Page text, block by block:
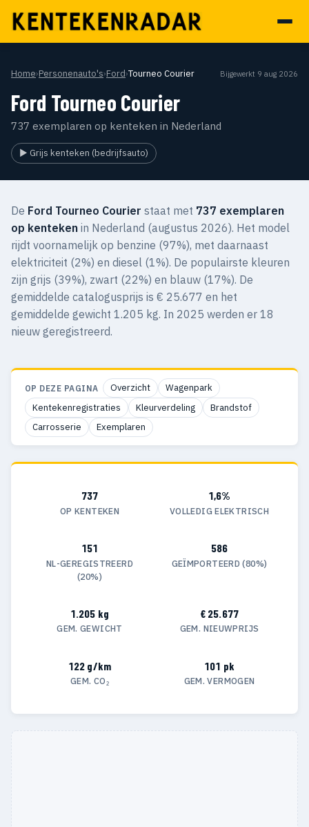
Home›Personenauto's›Ford›Tourneo Courier Bijgewerkt 9 aug 2026
Ford Tourneo Courier
737 exemplaren op kenteken in Nederland
▶ Grijs kenteken (bedrijfsauto)
De Ford Tourneo Courier staat met 737 exemplaren
op kenteken in Nederland (augustus 2026). Het model
rijdt voornamelijk op benzine (97%), met daarnaast
elektriciteit (2%) en diesel (1%). De populairste kleuren
zijn grijs (39%), zwart (22%) en blauw (17%). De
gemiddelde catalogusprijs is € 25.677 en het
gemiddelde gewicht 1.205 kg. In 2025 werden er 18
nieuw geregistreerd.
OP DEZE PAGINA Overzicht
Wagenpark
Kentekenregistraties
Kleurverdeling
Brandstof
Carrosserie
Exemplaren
737
OP KENTEKEN
1,6%
VOLLEDIG ELEKTRISCH
151
NL-GEREGISTREERD
(20%)
586
GEÏMPORTEERD (80%)
1.205 kg
GEM. GEWICHT
€ 25.677
GEM. NIEUWPRIJS
122 g/km
GEM. CO₂
101 pk
GEM. VERMOGEN